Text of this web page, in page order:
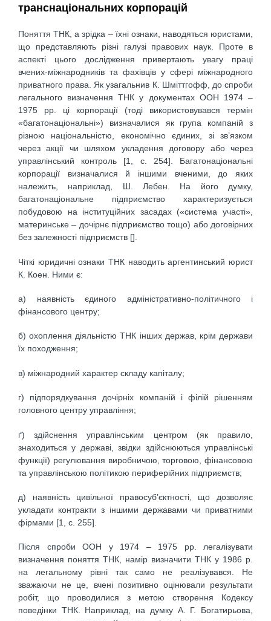
транснаціональних корпорацій
Поняття ТНК, а зрідка – їхні ознаки, наводяться юристами,
що представляють різні галузі правових наук. Проте в
аспекті цього дослідження привертають увагу праці
вчених-міжнародників та фахівців у сфері міжнародного
приватного права. Як узагальнив К. Шміттгофф, до спроби
легального визначення ТНК у документах ООН 1974 –
1975 pp. ці корпорації (тоді використовувався термін
«багатонаціональні») визначалися як група компаній з
різною національністю, економічно єдиних, зі зв’язком
через акції чи шляхом укладення договору або через
управлінський контроль [1, с. 254]. Багатонаціональні
корпорації визначалися й іншими вченими, до яких
належить, наприклад, Ш. Лебен. На його думку,
багатонаціональне підприємство характеризується
побудовою на інституційних засадах («система участі»,
материнське – дочірнє підприємство тощо) або договірних
без залежності підприємств [].
Чіткі юридичні ознаки ТНК наводить аргентинський юрист
К. Коен. Ними є:
а) наявність єдиного адміністративно-політичного і
фінансового центру;
б) охоплення діяльністю ТНК інших держав, крім держави
їх походження;
в) міжнародний характер складу капіталу;
г) підпорядкування дочірніх компаній і філій рішенням
головного центру управління;
ґ) здійснення управлінським центром (як правило,
знаходиться у державі, звідки здійснюються управлінські
функції) регулювання виробничою, торговою, фінансовою
та управлінською політикою периферійних підприємств;
д) наявність цивільної правосуб’єктності, що дозволяє
укладати контракти з іншими державами чи приватними
фірмами [1, с. 255].
Після спроби ООН у 1974 – 1975 pp. легалізувати
визначення поняття ТНК, намір визначити ТНК у 1986 р.
на легальному рівні так само не реалізувався. Не
зважаючи не це, вчені позитивно оцінювали результати
робіт, що проводилися з метою створення Кодексу
поведінки ТНК. Наприклад, на думку А. Г. Богатирьова,